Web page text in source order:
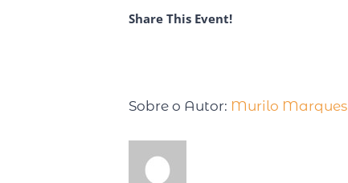
Share This Event!
Sobre o Autor: Murilo Marques